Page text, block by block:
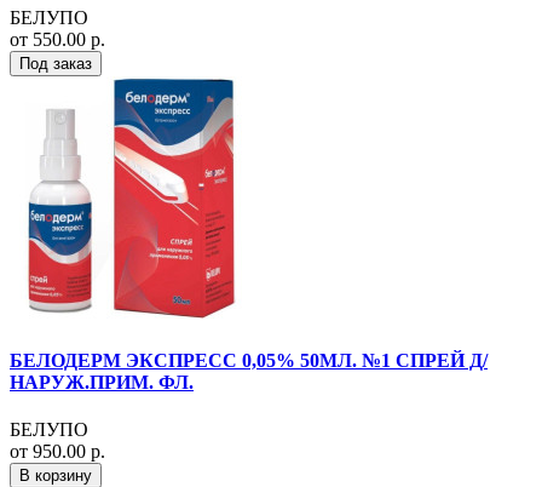
БЕЛУПО
от 550.00 р.
Под заказ
БЕЛОДЕРМ ЭКСПРЕСС 0,05% 50МЛ. №1 СПРЕЙ Д/
НАРУЖ.ПРИМ. ФЛ.
БЕЛУПО
от 950.00 р.
В корзину